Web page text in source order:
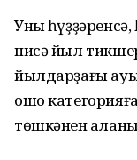
Уның
нисә йыл
йылдарҙағы
ошо
төшкәнен